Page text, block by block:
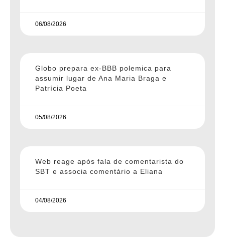
06/08/2026
Globo prepara ex-BBB polemica para
assumir lugar de Ana Maria Braga e
Patrícia Poeta
05/08/2026
Web reage após fala de comentarista do
SBT e associa comentário a Eliana
04/08/2026